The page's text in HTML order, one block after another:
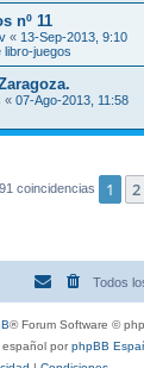
nº 11
« 13-Sep-2013, 9:10
libro-juegos
« 07-Ago-2013, 11:58
coincidencias 1 2
Todos
® Forum Software ©
español porphpBB